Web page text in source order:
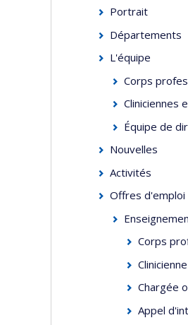
Portrait
Départements
L'équipe
Corps
Cliniciennes
Équipe de
Nouvelles
Activités
Offres d'emploi
Corps
Chargée
Appel